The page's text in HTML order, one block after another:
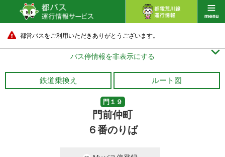
都営バスをご利用いただきありがとうございます。
バス停情報を非表示にする 
鉄道乗換え ルート図
門１９
門前仲町
６番のりば